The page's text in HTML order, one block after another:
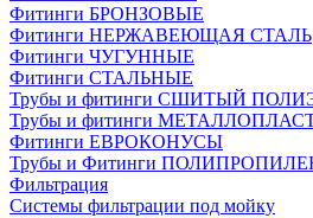
Фитинги БРОНЗОВЫЕ
Фитинги НЕРЖАВЕЮЩАЯ СТАЛЬ
Фитинги ЧУГУННЫЕ
Фитинги СТАЛЬНЫЕ
Трубы и фитинги СШИТЫЙ
Трубы и фитинги
Фитинги ЕВРОКОНУСЫ
Трубы и Фитинги
Фильтрация
Системы фильтрации под мойку